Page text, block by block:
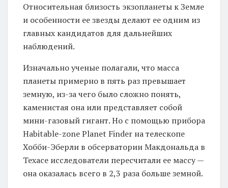
Относительная близость экзопланеты к Земле
и особенности ее звезды делают ее одним из
главных кандидатов для дальнейших
наблюдений.
Изначально ученые полагали, что масса
планеты примерно в пять раз превышает
земную, из-за чего было сложно понять,
каменистая она или представляет собой
мини-газовый гигант. Но с помощью прибора
Habitable-zone Planet Finder на телескопе
Хобби-Эберли в обсерватории Макдональда в
Техасе исследователи пересчитали ее массу —
она оказалась всего в 2,3 раза больше земной.